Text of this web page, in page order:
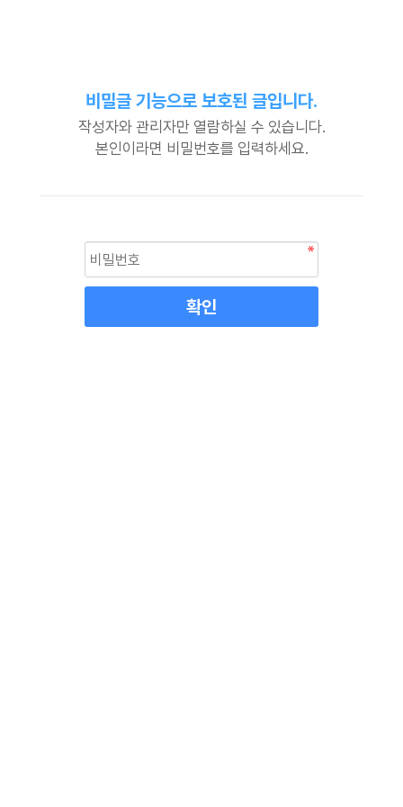
비밀글 기능으로 보호된 글입니다.
작성자와 관리자만 열람하실 수 있습니다.
본인이라면 비밀번호를 입력하세요.